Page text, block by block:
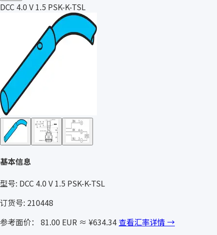
DCC 4.0 V 1.5 PSK-K-TSL
基本信息
型号: DCC 4.0 V 1.5 PSK-K-TSL
订货号: 210448
参考面价： 81.00 EUR ≈ ¥634.34查看汇率详情 →